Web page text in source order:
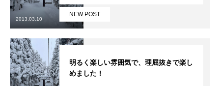
常時メルマガ
お問合せ 特定商取引法に基づく表記 プライバシーポリシー
NEW POST
2013.03.10
明るく楽しい雰囲気で、理屈抜きで楽し
めました！